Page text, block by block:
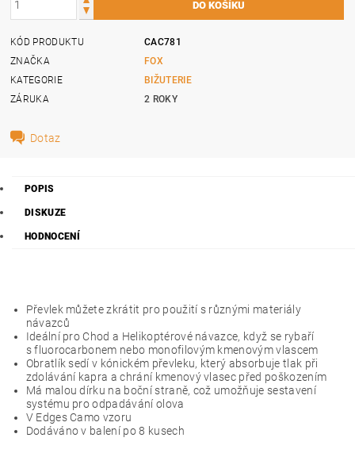
KÓD PRODUKTU
CAC781
ZNAČKA
FOX
KATEGORIE
BIŽUTERIE
ZÁRUKA
2 ROKY
Dotaz
POPIS
DISKUZE
HODNOCENÍ
Převlek můžete zkrátit pro použití s různými materiály
návazců
Ideální pro Chod a Helikoptérové návazce, když se rybaří
s fluorocarbonem nebo monofilovým kmenovým vlascem
Obratlík sedí v kónickém převleku, který absorbuje tlak při
zdolávání kapra a chrání kmenový vlasec před poškozením
Má malou dírku na boční straně, což umožňuje sestavení
systému pro odpadávání olova
V Edges Camo vzoru
Dodáváno v balení po 8 kusech